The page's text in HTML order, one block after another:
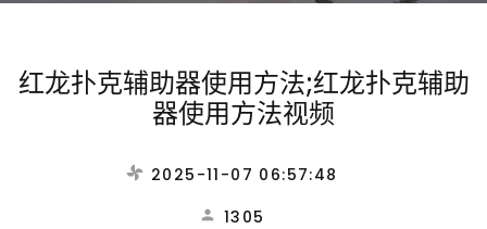
红龙扑克辅助器使用方法;红龙扑克辅助
器使用方法视频
2025-11-07 06:57:48
1305